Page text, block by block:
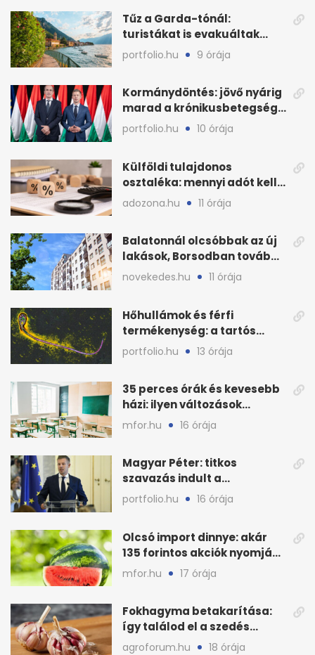
Tűz a Garda-tónál:
turistákat is evakuáltak
Tignale térségéből
portfolio.hu 9 órája
Kormánydöntés: jövő nyárig
marad a krónikusbetegség-
menedzsment
portfolio.hu 10 órája
Külföldi tulajdonos
osztaléka: mennyi adót kell
levonni 2026-ban?
adozona.hu 11 órája
Balatonnál olcsóbbak az új
lakások, Borsodban tovább
drágulnak
novekedes.hu 11 órája
Hőhullámok és férfi
termékenység: a tartós
hőstressz kimutathatóan
ront
portfolio.hu 13 órája
35 perces órák és kevesebb
házi: ilyen változások
jöhetnek az iskolákban
mfor.hu 16 órája
Magyar Péter: titkos
szavazás indult a
köztársasági elnökjelöltről
portfolio.hu 16 órája
Olcsó import dinnye: akár
135 forintos akciók nyomják
le a piacot
mfor.hu 17 órája
Fokhagyma betakarítása:
így találod el a szedés
legjobb időpontját
agroforum.hu 18 órája